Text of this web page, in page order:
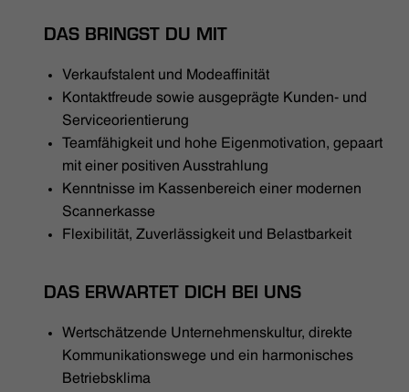
DAS BRINGST DU MIT
Verkaufstalent und Modeaffinität
Kontaktfreude sowie ausgeprägte Kunden- und
Serviceorientierung
Teamfähigkeit und hohe Eigenmotivation, gepaart
mit einer positiven Ausstrahlung
Kenntnisse im Kassenbereich einer modernen
Scannerkasse
Flexibilität, Zuverlässigkeit und Belastbarkeit
DAS ERWARTET DICH BEI UNS
Wertschätzende Unternehmenskultur, direkte
Kommunikationswege und ein harmonisches
Betriebsklima